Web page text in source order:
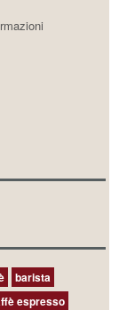
barista
espresso